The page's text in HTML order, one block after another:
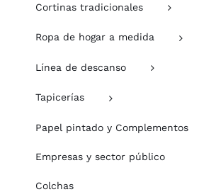
Cortinas tradicionales
Ropa de hogar a medida
Línea de descanso
Tapicerías
Papel pintado y Complementos
Empresas y sector público
Colchas